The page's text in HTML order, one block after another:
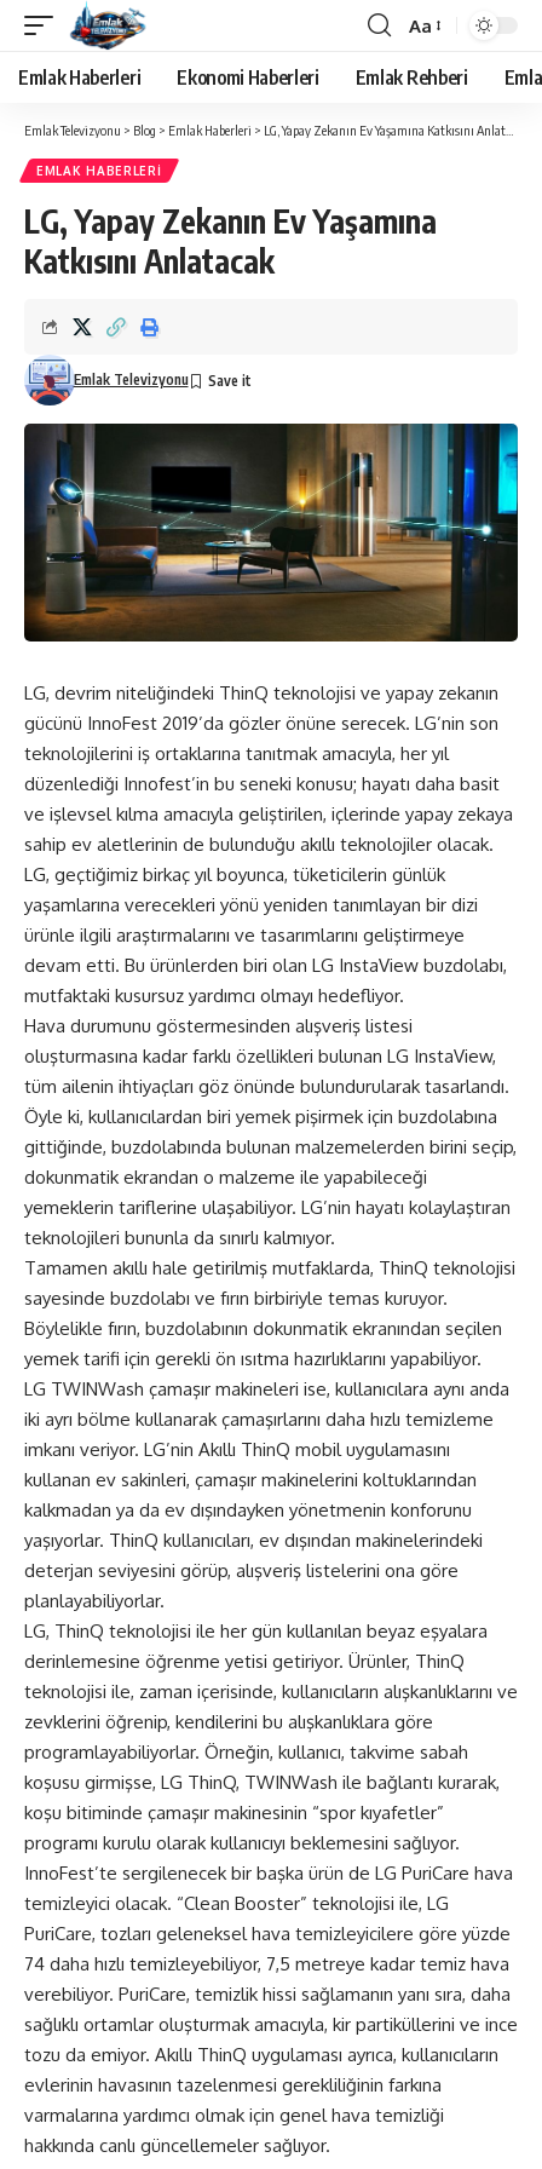
Yazı
Tipi
Boyutlandırıcı
Aa
Emlak Haberleri Ekonomi Haberleri Emlak Rehberi
Emlak Televizyonu > Blog > Emlak Haberleri > LG, Yapay Zekanın Ev Yaşamına Katkısını Anlatacak
EMLAK HABERLERI
LG, Yapay Zekanın Ev Yaşamına
Katkısını Anlatacak
Emlak Televizyonu
LG, devrim niteliğindeki ThinQ teknolojisi ve yapay zekanın
gücünü InnoFest 2019’da gözler önüne serecek. LG’nin son
teknolojilerini iş ortaklarına tanıtmak amacıyla, her yıl
düzenlediği Innofest’in bu seneki konusu; hayatı daha basit
ve işlevsel kılma amacıyla geliştirilen, içlerinde yapay zekaya
sahip ev aletlerinin de bulunduğu akıllı teknolojiler olacak.
LG, geçtiğimiz birkaç yıl boyunca, tüketicilerin günlük
yaşamlarına verecekleri yönü yeniden tanımlayan bir dizi
ürünle ilgili araştırmalarını ve tasarımlarını geliştirmeye
devam etti. Bu ürünlerden biri olan LG InstaView buzdolabı,
mutfaktaki kusursuz yardımcı olmayı hedefliyor.
Hava durumunu göstermesinden alışveriş listesi
oluşturmasına kadar farklı özellikleri bulunan LG InstaView,
tüm ailenin ihtiyaçları göz önünde bulundurularak tasarlandı.
Öyle ki, kullanıcılardan biri yemek pişirmek için buzdolabına
gittiğinde, buzdolabında bulunan malzemelerden birini seçip,
dokunmatik ekrandan o malzeme ile yapabileceği
yemeklerin tariflerine ulaşabiliyor. LG’nin hayatı kolaylaştıran
teknolojileri bununla da sınırlı kalmıyor.
Tamamen akıllı hale getirilmiş mutfaklarda, ThinQ teknolojisi
sayesinde buzdolabı ve fırın birbiriyle temas kuruyor.
Böylelikle fırın, buzdolabının dokunmatik ekranından seçilen
yemek tarifi için gerekli ön ısıtma hazırlıklarını yapabiliyor.
LG TWINWash çamaşır makineleri ise, kullanıcılara aynı anda
iki ayrı bölme kullanarak çamaşırlarını daha hızlı temizleme
imkanı veriyor. LG’nin Akıllı ThinQ mobil uygulamasını
kullanan ev sakinleri, çamaşır makinelerini koltuklarından
kalkmadan ya da ev dışındayken yönetmenin konforunu
yaşıyorlar. ThinQ kullanıcıları, ev dışından makinelerindeki
deterjan seviyesini görüp, alışveriş listelerini ona göre
planlayabiliyorlar.
LG, ThinQ teknolojisi ile her gün kullanılan beyaz eşyalara
derinlemesine öğrenme yetisi getiriyor. Ürünler, ThinQ
teknolojisi ile, zaman içerisinde, kullanıcıların alışkanlıklarını ve
zevklerini öğrenip, kendilerini bu alışkanlıklara göre
programlayabiliyorlar. Örneğin, kullanıcı, takvime sabah
koşusu girmişse, LG ThinQ, TWINWash ile bağlantı kurarak,
koşu bitiminde çamaşır makinesinin “spor kıyafetler”
programı kurulu olarak kullanıcıyı beklemesini sağlıyor.
InnoFest’te sergilenecek bir başka ürün de LG PuriCare hava
temizleyici olacak. “Clean Booster” teknolojisi ile, LG
PuriCare, tozları geleneksel hava temizleyicilere göre yüzde
74 daha hızlı temizleyebiliyor, 7,5 metreye kadar temiz hava
verebiliyor. PuriCare, temizlik hissi sağlamanın yanı sıra, daha
sağlıklı ortamlar oluşturmak amacıyla, kir partiküllerini ve ince
tozu da emiyor. Akıllı ThinQ uygulaması ayrıca, kullanıcıların
evlerinin havasının tazelenmesi gerekliliğinin farkına
varmalarına yardımcı olmak için genel hava temizliği
hakkında canlı güncellemeler sağlıyor.